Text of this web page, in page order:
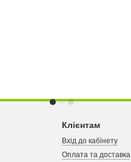
Клієнтам
Вхід до кабінету
Оплата та доставка